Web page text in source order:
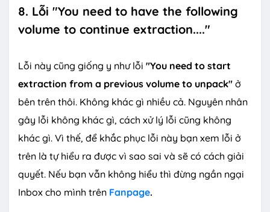
8. Lỗi "You need to have the following
volume to continue extraction...."
Lỗi này cũng giống y như lỗi "You need to start
extraction from a previous volume to unpack" ở
bên trên thôi. Không khác gì nhiều cả. Nguyên nhân
gây lỗi không khác gì, cách xử lý lỗi cũng không
khác gì. Vì thế, để khắc phục lỗi này bạn xem lỗi ở
trên là tự hiểu ra được vì sao sai và sẽ có cách giải
quyết. Nếu bạn vẫn không hiểu thì đừng ngần ngại
Inbox cho mình trên Fanpage.